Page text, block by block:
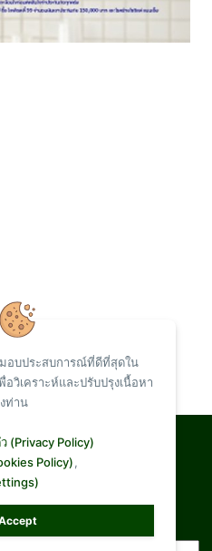
Total Visit :
1,095,757
มอบประสบการณ์ที่ดีที่สุดใน
วิเคราะห์และปรับปรุงเนื้อหา
ท่าน
(Privacy Policy)
Policy),